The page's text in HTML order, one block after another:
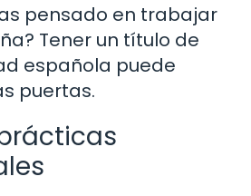
pensado en trabajar
Tener un título de
española puede
puertas.